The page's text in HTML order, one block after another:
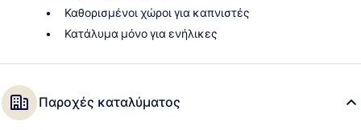
Καθορισμένοι χώροι για καπνιστές
Κατάλυμα μόνο για ενήλικες
Παροχές καταλύματος